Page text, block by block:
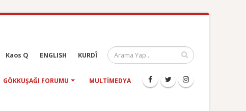
Kaos Q ENGLISH KURDÎ
GÖKKUŞAĞI FORUMU MULTIMEDYA